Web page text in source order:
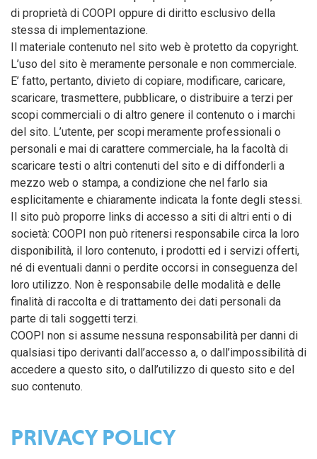
di proprietà di COOPI oppure di diritto esclusivo della
stessa di implementazione.
Il materiale contenuto nel sito web è protetto da copyright.
L’uso del sito è meramente personale e non commerciale.
E’ fatto, pertanto, divieto di copiare, modificare, caricare,
scaricare, trasmettere, pubblicare, o distribuire a terzi per
scopi commerciali o di altro genere il contenuto o i marchi
del sito. L’utente, per scopi meramente professionali o
personali e mai di carattere commerciale, ha la facoltà di
scaricare testi o altri contenuti del sito e di diffonderli a
mezzo web o stampa, a condizione che nel farlo sia
esplicitamente e chiaramente indicata la fonte degli stessi.
Il sito può proporre links di accesso a siti di altri enti o di
società: COOPI non può ritenersi responsabile circa la loro
disponibilità, il loro contenuto, i prodotti ed i servizi offerti,
né di eventuali danni o perdite occorsi in conseguenza del
loro utilizzo. Non è responsabile delle modalità e delle
finalità di raccolta e di trattamento dei dati personali da
parte di tali soggetti terzi.
COOPI non si assume nessuna responsabilità per danni di
qualsiasi tipo derivanti dall’accesso a, o dall’impossibilità di
accedere a questo sito, o dall’utilizzo di questo sito e del
suo contenuto.
PRIVACY POLICY